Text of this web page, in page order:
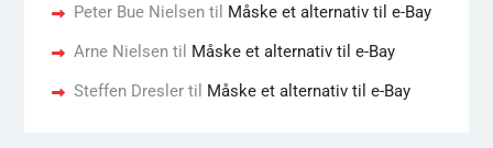
Peter Bue Nielsentil Måske et alternativ til e-Bay
Arne Nielsentil Måske et alternativ til e-Bay
Steffen Dreslertil Måske et alternativ til e-Bay